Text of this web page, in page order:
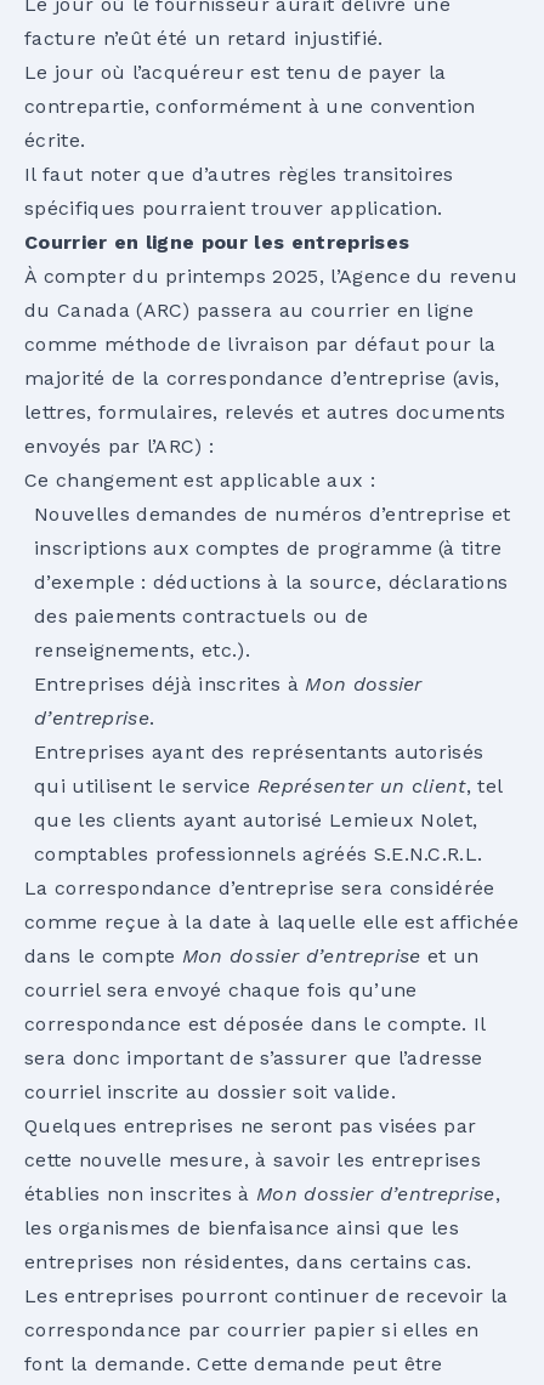
facture n’eût été un retard injustifié.
Le jour où l’acquéreur est tenu de payer la
contrepartie, conformément à une convention
écrite.
Il faut noter que d’autres règles transitoires
spécifiques pourraient trouver application.
Courrier en ligne pour les entreprises
À compter du printemps 2025, l’Agence du revenu
du Canada (ARC) passera au courrier en ligne
comme méthode de livraison par défaut pour la
majorité de la correspondance d’entreprise (avis,
lettres, formulaires, relevés et autres documents
envoyés par l’ARC) :
Ce changement est applicable aux :
Nouvelles demandes de numéros d’entreprise et
inscriptions aux comptes de programme (à titre
d’exemple : déductions à la source, déclarations
des paiements contractuels ou de
renseignements, etc.).
Entreprises déjà inscrites à Mon dossier
d’entreprise.
Entreprises ayant des représentants autorisés
qui utilisent le service Représenter un client, tel
que les clients ayant autorisé Lemieux Nolet,
comptables professionnels agréés S.E.N.C.R.L.
La correspondance d’entreprise sera considérée
comme reçue à la date à laquelle elle est affichée
dans le compte Mon dossier d’entreprise et un
courriel sera envoyé chaque fois qu’une
correspondance est déposée dans le compte. Il
sera donc important de s’assurer que l’adresse
courriel inscrite au dossier soit valide.
Quelques entreprises ne seront pas visées par
cette nouvelle mesure, à savoir les entreprises
établies non inscrites à Mon dossier d’entreprise,
les organismes de bienfaisance ainsi que les
entreprises non résidentes, dans certains cas.
Les entreprises pourront continuer de recevoir la
correspondance par courrier papier si elles en
font la demande. Cette demande peut être